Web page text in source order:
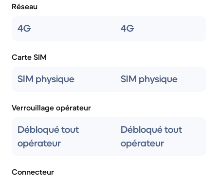
Réseau
4G 4G
Carte SIM
SIM physique SIM physique
Verrouillage opérateur
Débloqué tout
opérateur
Débloqué tout
opérateur
Connecteur